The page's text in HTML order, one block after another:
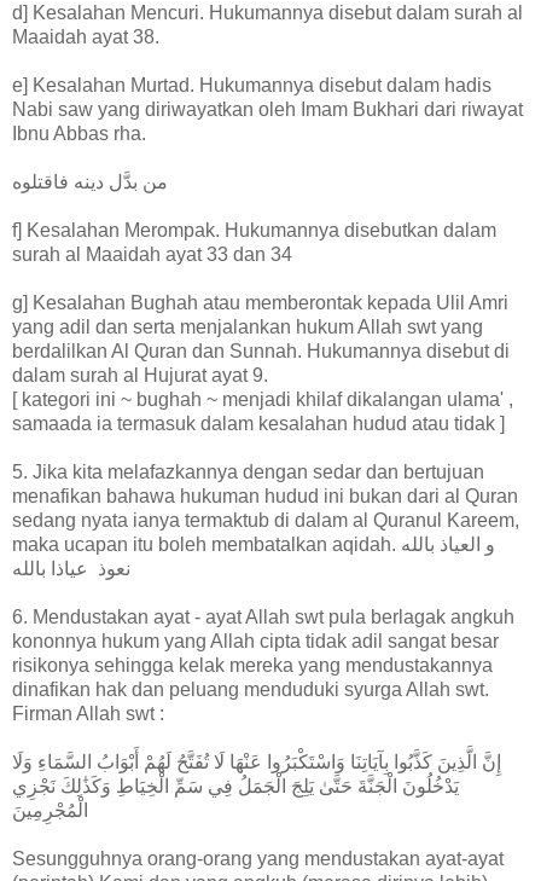
d] Kesalahan Mencuri. Hukumannya disebut dalam surah al
Maaidah ayat 38.
e] Kesalahan Murtad. Hukumannya disebut dalam hadis
Nabi saw yang diriwayatkan oleh Imam Bukhari dari riwayat
Ibnu Abbas rha.
من بدَّل دينه فاقتلوه
f] Kesalahan Merompak. Hukumannya disebutkan dalam
surah al Maaidah ayat 33 dan 34
g] Kesalahan Bughah atau memberontak kepada Ulil Amri
yang adil dan serta menjalankan hukum Allah swt yang
berdalilkan Al Quran dan Sunnah. Hukumannya disebut di
dalam surah al Hujurat ayat 9.
[ kategori ini ~ bughah ~ menjadi khilaf dikalangan ulama' ,
samaada ia termasuk dalam kesalahan hudud atau tidak ]
5. Jika kita melafazkannya dengan sedar dan bertujuan
menafikan bahawa hukuman hudud ini bukan dari al Quran
sedang nyata ianya termaktub di dalam al Quranul Kareem,
maka ucapan itu boleh membatalkan aqidah. و العياذ بالله
نعوذ عياذا بالله
6. Mendustakan ayat - ayat Allah swt pula berlagak angkuh
kononnya hukum yang Allah cipta tidak adil sangat besar
risikonya sehingga kelak mereka yang mendustakannya
dinafikan hak dan peluang menduduki syurga Allah swt.
Firman Allah swt :
إِنَّ الَّذِينَ كَذَّبُوا بِآيَاتِنَا وَاسْتَكْبَرُوا عَنْهَا لَا تُفَتَّحُ لَهُمْ أَبْوَابُ السَّمَاءِ وَلَا
يَدْخُلُونَ الْجَنَّةَ حَتَّىٰ يَلِجَ الْجَمَلُ فِي سَمِّ الْخِيَاطِ وَكَذَٰلِكَ نَجْزِي
الْمُجْرِمِينَ
Sesungguhnya orang-orang yang mendustakan ayat-ayat